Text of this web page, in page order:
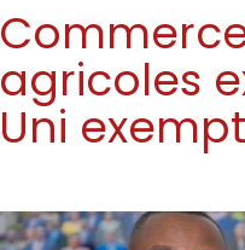
agricoles
Uni